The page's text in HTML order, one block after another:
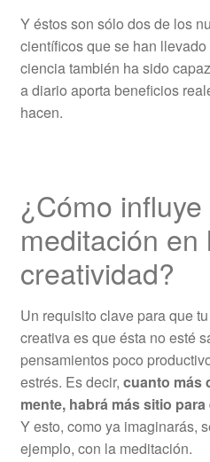
Y éstos son sólo dos de los
científicos que se han
ciencia también ha sido
a diario aporta beneficios
hacen.
¿Cómo influye
meditación en
creatividad?
Un requisito clave para que
creativa es que ésta no esté
pensamientos poco
estrés. Es decir, cuanto más
mente, habrá más sitio
Y esto, como ya imaginarás,
ejemplo, con la meditación.